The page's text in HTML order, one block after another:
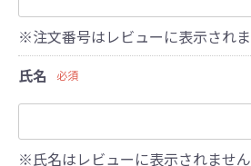
※注文番号はレビューに表示されま
氏名
必須
※氏名はレビューに表示されません